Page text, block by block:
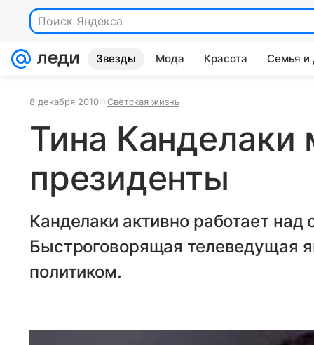
Поиск Яндекса
Звезды Мода Красота Семья и
8 декабря 2010 Светская жизнь
Тина Канделаки
президенты
Канделаки активно работает
Быстроговорящая телеведущая
политиком.